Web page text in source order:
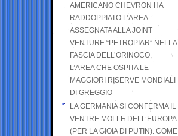
AMERICANO CHEVRON HA
RADDOPPIATO L’AREA
ASSEGNATA ALLA JOINT
VENTURE “PETROPIAR” NELLA
FASCIA DELL’ORINOCO,
L’AREA CHE OSPITA LE
MAGGIORI RISERVE MONDIALI
DI GREGGIO
LA GERMANIA SI CONFERMA IL
VENTRE MOLLE DELL’EUROPA
(PER LA GIOIA DI PUTIN). COME